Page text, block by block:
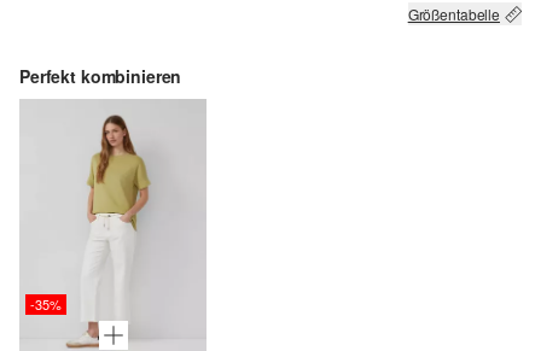
Größentabelle
Perfekt kombinieren
-35%